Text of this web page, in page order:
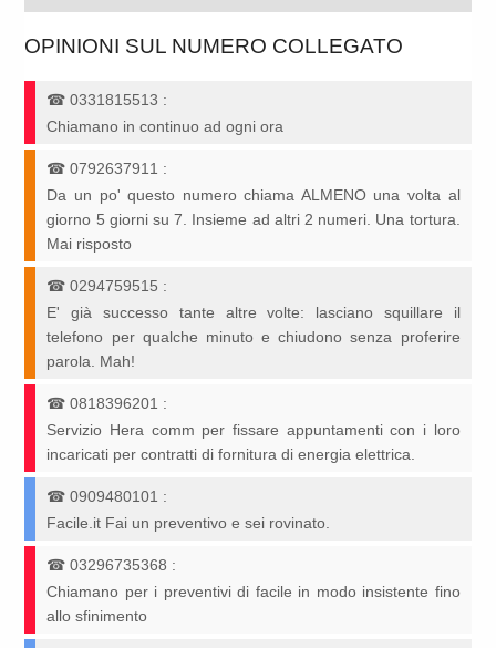
OPINIONI SUL NUMERO COLLEGATO
☎0331815513 :
Chiamano in continuo ad ogni ora
☎0792637911 :
Da un po' questo numero chiama ALMENO una volta al
giorno 5 giorni su 7. Insieme ad altri 2 numeri. Una tortura.
Mai risposto
☎0294759515 :
E' già successo tante altre volte: lasciano squillare il
telefono per qualche minuto e chiudono senza proferire
parola. Mah!
☎0818396201 :
Servizio Hera comm per fissare appuntamenti con i loro
incaricati per contratti di fornitura di energia elettrica.
☎0909480101 :
Facile.it Fai un preventivo e sei rovinato.
☎03296735368 :
Chiamano per i preventivi di facile in modo insistente fino
allo sfinimento